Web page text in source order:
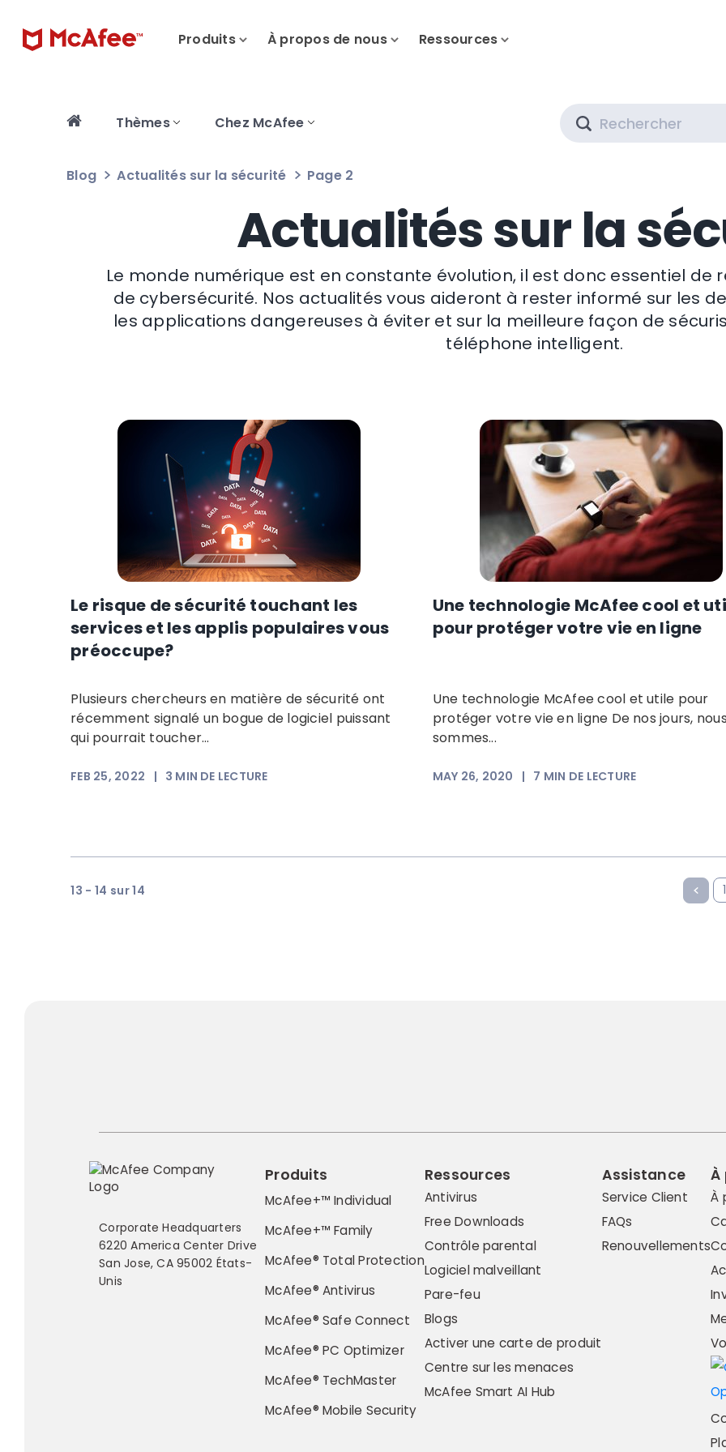
Produits À propos de nous Ressources
Thèmes Chez McAfee
Blog Actualités sur la sécurité Page 2
Actualités sur la
Le monde numérique est en constante évolution, il est donc essentiel de
de cybersécurité. Nos actualités vous aideront à rester informé sur les
les applications dangereuses à éviter et sur la meilleure façon de
téléphone intelligent.
Le risque de sécurité touchant les
services et les applis populaires vous
préoccupe?
Plusieurs chercheurs en matière de sécurité ont
récemment signalé un bogue de logiciel puissant
qui pourrait toucher...
FEB 25, 2022 | 3 MIN DE LECTURE
Une technologie McAfee cool et
pour protéger votre vie en ligne
Une technologie McAfee cool et utile pour
protéger votre vie en ligne De nos jours,
sommes...
MAY 26, 2020 | 7 MIN DE LECTURE
13 - 14 sur 14 1
Corporate Headquarters
6220 America Center Drive
San Jose, CA 95002 États-
Unis
Produits
McAfee+™ Individual
McAfee+™ Family
McAfee® Total Protection
McAfee® Antivirus
McAfee® Safe Connect
McAfee® PC Optimizer
McAfee® TechMaster
McAfee® Mobile Security
Ressources
Antivirus
Free Downloads
Contrôle parental
Logiciel malveillant
Pare-feu
Blogs
Activer une carte de produit
Centre sur les menaces
McAfee Smart AI Hub
Assistance
Service Client
FAQs
Renouvellements
À
À